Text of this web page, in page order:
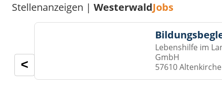
Stellenanzeigen |WesterwaldJobs
Lebenshilfe im
GmbH
57610
<